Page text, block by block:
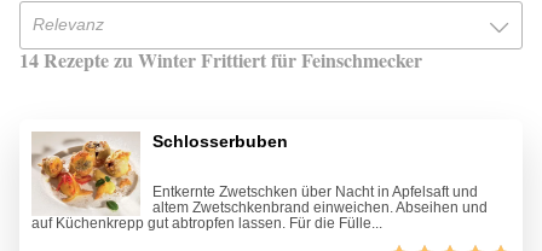
Relevanz
14 Rezepte zu Winter Frittiert für Feinschmecker
Schlosserbuben
Entkernte Zwetschken über Nacht in Apfelsaft und
altem Zwetschkenbrand einweichen. Abseihen und
auf Küchenkrepp gut abtropfen lassen. Für die Fülle...